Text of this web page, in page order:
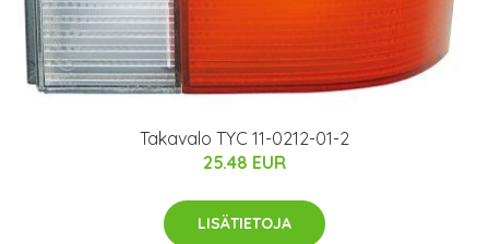
Takavalo TYC 11-0212-01-2
25.48 EUR
LISÄTIETOJA